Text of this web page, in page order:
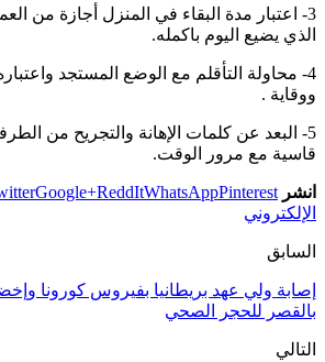
3- اعتبار مدة البقاء في المنزل أجازة من
الذي يضيع اليوم باكمله.
4- محاولة التأقلم مع الوضع المستجد
ووقاية .
5- البعد عن كلمات الإهانة والتجريح من
قاسية مع مرور الوقت.
انشر Google+ReddItWhatsAppPinterest
الإلكتروني
السابق
إصابة ولي عهد بريطانيا بفيروس كورونا
بالقصر للحجر الصحي
التالي